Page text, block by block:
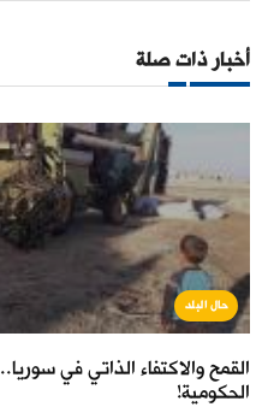
أخبار ذات صلة
حال البلد
الحكومية!